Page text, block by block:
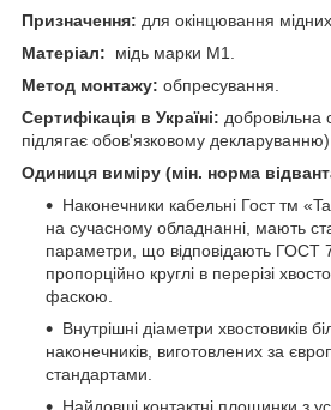
Призначення: для окінцювання
Матеріал: мідь марки М1.
Метод монтажу: обпресування.
Сертифікація в Україні: добровільна
підлягає обов'язковому декларуванню).
Одиниця виміру (мін. норма
Наконечники кабельні Гост тм
на сучасному обладнанні, мають
параметри, що відповідають ГОСТ
пропорційно круглі в перерізі
фаскою.
Внутрішні діаметри хвостовиків
наконечників, виготовлених за
стандартами.
Найдовші контактні площинки з